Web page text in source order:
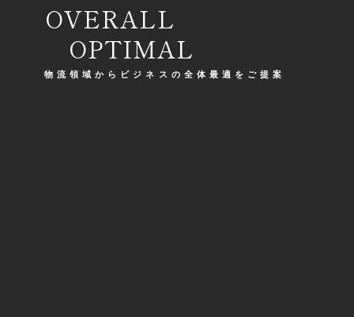
OVERALL
OPTIMAL
物流領域からビジネスの全体最適 を ご 提 案